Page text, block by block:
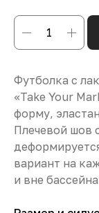
Футболка с
«Take Your
форму,
Плечевой шов
вариант на
и вне